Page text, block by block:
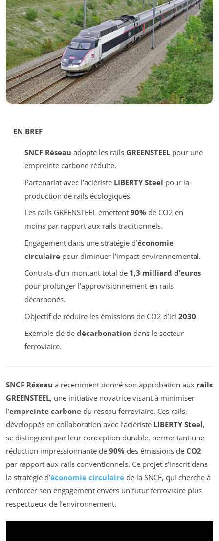
EN BREF
SNCF Réseau adopte les rails GREENSTEELpour une
empreinte carbone réduite.
Partenariat avec l’aciériste LIBERTY Steel pour la
production de rails écologiques.
Les rails GREENSTEEL émettent 90% de CO2 en
moins par rapport aux rails traditionnels.
Engagement dans une stratégie d’économie
circulairepour diminuer l’impact environnemental.
Contrats d’un montant total de 1,3 milliard d’euros
pour prolonger l’approvisionnement en rails
décarbonés.
Objectif de réduire les émissions de CO2 d’ici 2030.
Exemple clé de décarbonation dans le secteur
ferroviaire.
SNCF Réseau a récemment donné son approbation aux rails
GREENSTEEL, une initiative novatrice visant à minimiser
l’empreinte carbone du réseau ferroviaire. Ces rails,
développés en collaboration avec l’aciériste LIBERTY Steel,
se distinguent par leur conception durable, permettant une
réduction impressionnante de 90% des émissions de CO2
par rapport aux rails conventionnels. Ce projet s’inscrit dans
la stratégie d’économie circulaire de la SNCF, qui cherche à
renforcer son engagement envers un futur ferroviaire plus
respectueux de l’environnement.